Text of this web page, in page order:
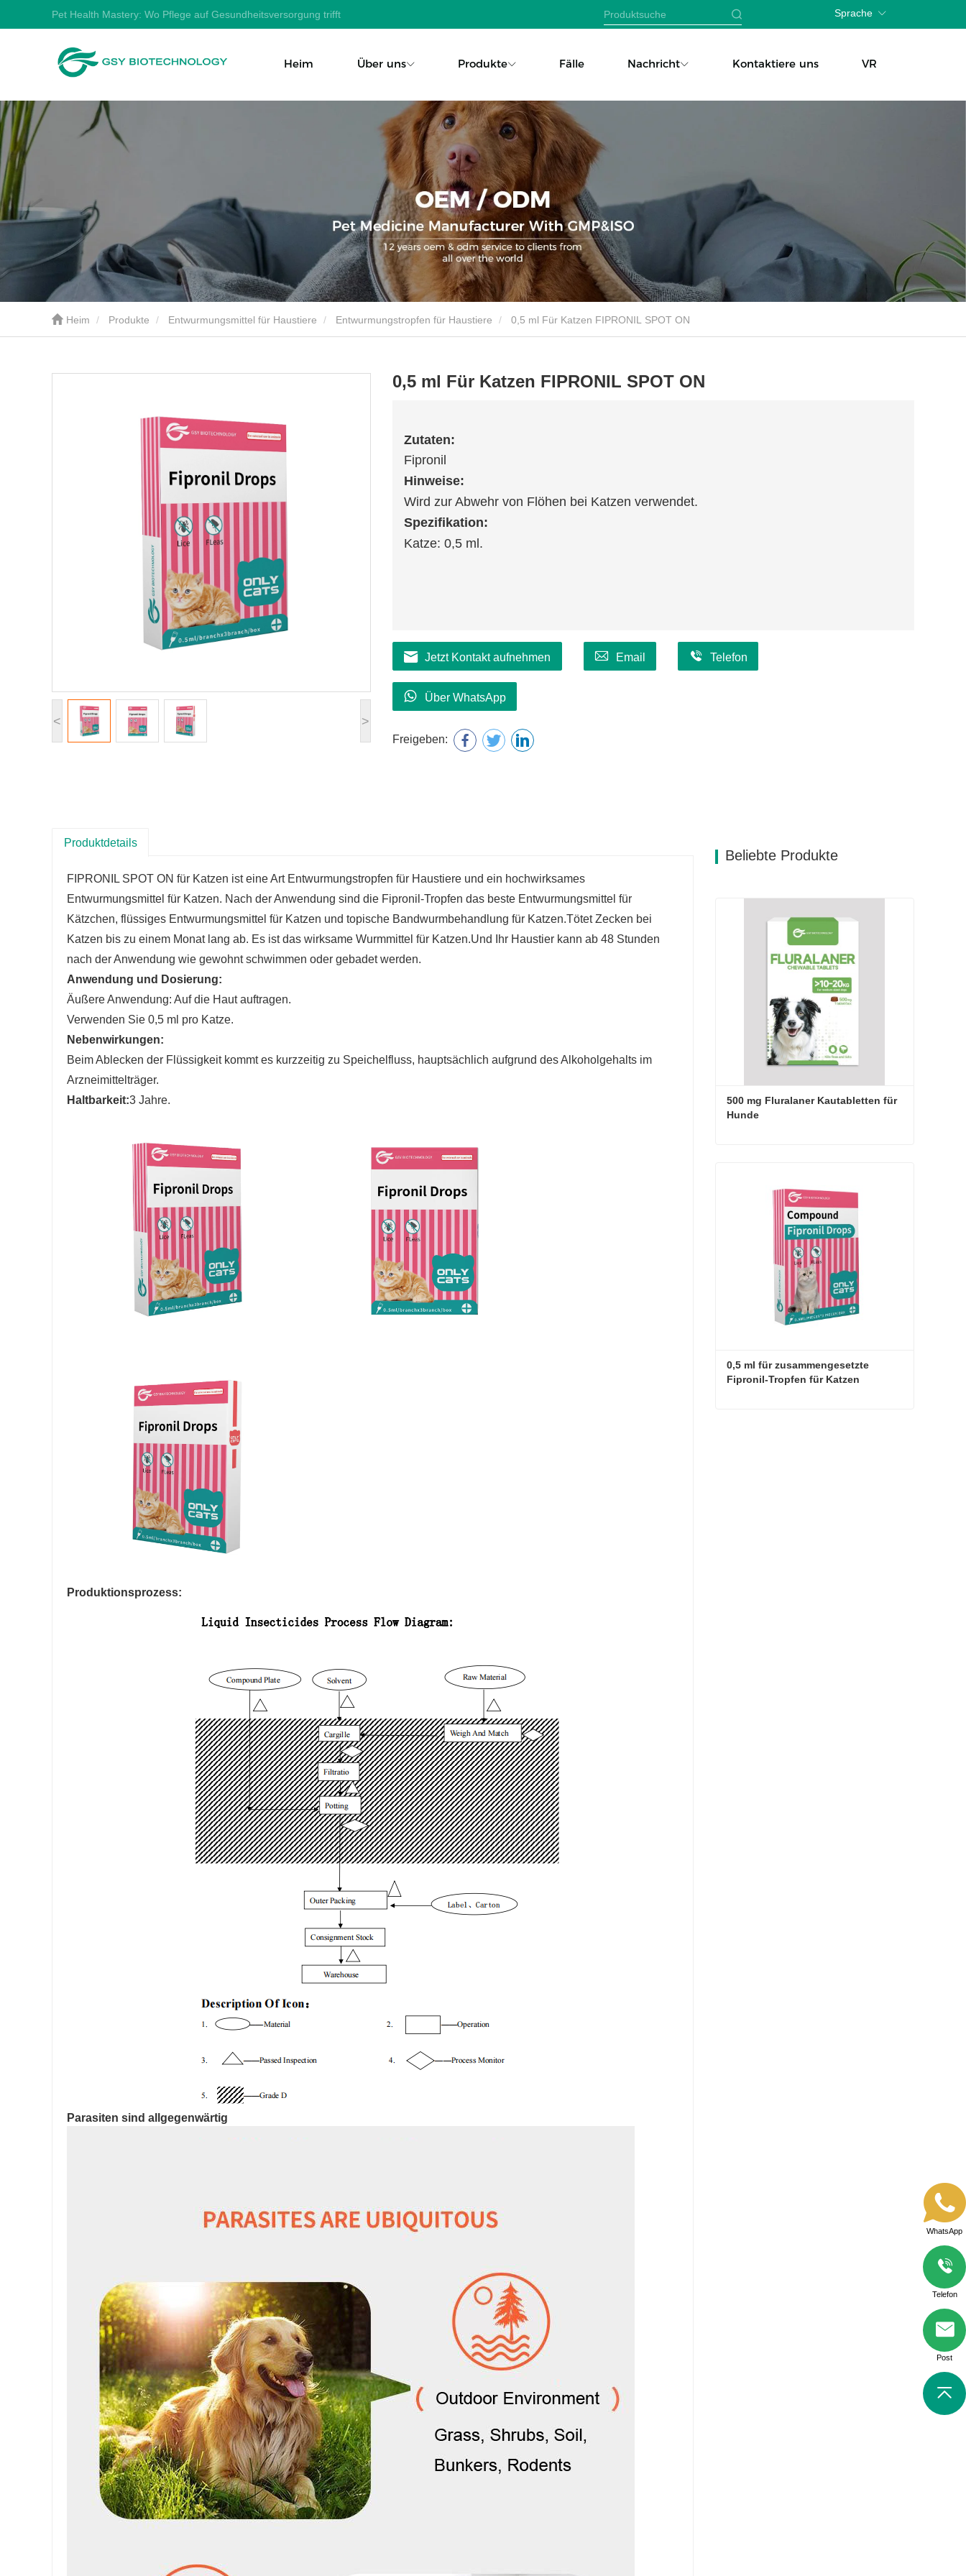
Pet Health Mastery: Wo Pflege auf Gesundheitsversorgung trifft Sprache
Heim Über uns Produkte Fälle Nachricht Kontaktiere uns VR
Heim Produkte Entwurmungsmittel für Haustiere Entwurmungstropfen für Haustiere 0,5 ml Für Katzen FIPRONIL SPOT ON
< >
0,5 ml Für Katzen FIPRONIL SPOT ON
Zutaten:
Fipronil
Hinweise:
Wird zur Abwehr von Flöhen bei Katzen verwendet.
Spezifikation:
Katze: 0,5 ml.
Jetzt Kontakt aufnehmen Email Telefon
Über WhatsApp
Freigeben:
Produktdetails
FIPRONIL SPOT ON für Katzen ist eine Art Entwurmungstropfen für Haustiere und ein hochwirksames
Entwurmungsmittel für Katzen. Nach der Anwendung sind die Fipronil-Tropfen das beste Entwurmungsmittel für
Kätzchen, flüssiges Entwurmungsmittel für Katzen und topische Bandwurmbehandlung für Katzen.Tötet Zecken bei
Katzen bis zu einem Monat lang ab. Es ist das wirksame Wurmmittel für Katzen.Und Ihr Haustier kann ab 48 Stunden
nach der Anwendung wie gewohnt schwimmen oder gebadet werden.
Anwendung und Dosierung:
Äußere Anwendung: Auf die Haut auftragen.
Verwenden Sie 0,5 ml pro Katze.
Nebenwirkungen:
Beim Ablecken der Flüssigkeit kommt es kurzzeitig zu Speichelfluss, hauptsächlich aufgrund des Alkoholgehalts im
Arzneimittelträger.
Haltbarkeit:3 Jahre.
Produktionsprozess:
Parasiten sind allgegenwärtig
Beliebte Produkte
500 mg Fluralaner Kautabletten für
Hunde
Jetzt Kontakt aufnehmen
0,5 ml für zusammengesetzte
Fipronil-Tropfen für Katzen
WhatsApp
Telefon
Post